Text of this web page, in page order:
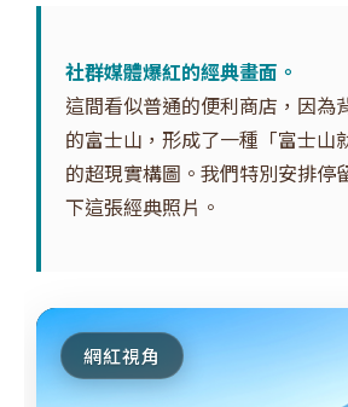
社群媒體爆紅的經典畫面。
這間看似普通的便利商店，因為
的富士山，形成了一種「富士山
的超現實構圖。我們特別安排停
下這張經典照片。
網紅視角